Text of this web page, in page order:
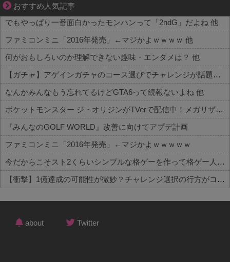
おすすめ人気記事
妻が嫌すぎて壊れていった、ある夫の現実
でもやっぱり一番面白かったモンハンって「2ndG」だよね 他
ファミコンミニ「2016年発売」←マジかよｗｗｗｗ 他
何がおもしろいのか理解できない趣味・エンタメは？ 他
【ガチャ】アゲインガチャのコース選びでチャレンジが話題！？詳細はコチラ 他
なんかみんなもう忘れてるけどGTA6って続報ないよね 他
ポケットモンスター ジ・オリジンがTVerで配信中！メガリザードンXが初お披露目された作品
『みんなのGOLF WORLD』改善に向けてアプデ計画
ファミコンミニ「2016年発売」←マジかよｗｗｗｗｗ
今だからこそスト2くらいシンプルな格ゲーを作って格ゲー人口を増やした方がいいと思う
【衝撃】1億達成の可能性が微妙？チャレンジ選択の行方がコチラ
Powered by livedoor 相互RSS
about Twitter